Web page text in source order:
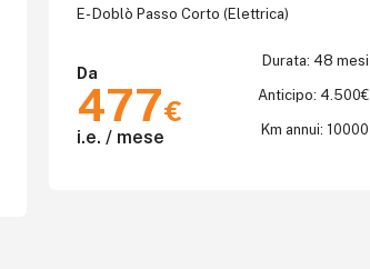
E- Doblò Passo Corto (Elettrica)
Da
477€
i.e. / mese
Durata: 48 mesi
Anticipo: 4.500€
Km annui: 10000